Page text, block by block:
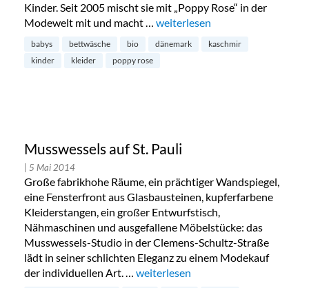
Kinder. Seit 2005 mischt sie mit „Poppy Rose“ in der
Modewelt mit und macht … „Poppy Rose: Kindermode aus
weiterlesen
babys bettwäsche bio dänemark
kaschmir
kinder
kleider poppy rose
Musswessels auf St. Pauli
| 5 Mai 2014
Große fabrikhohe Räume, ein prächtiger Wandspiegel,
eine Fensterfront aus Glasbausteinen, kupferfarbene
Kleiderstangen, ein großer Entwurfstisch,
Nähmaschinen und ausgefallene Möbelstücke: das
Musswessels-Studio in der Clemens-Schultz-Straße
lädt in seiner schlichten Eleganz zu einem Modekauf
der individuellen Art. … „Musswessels auf St. Pauli“
weiterlesen